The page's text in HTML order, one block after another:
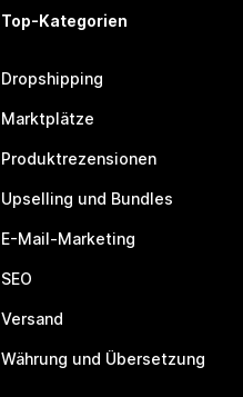
Top-Kategorien
Dropshipping
Marktplätze
Produktrezensionen
Upselling und Bundles
E-Mail-Marketing
SEO
Versand
Währung und Übersetzung